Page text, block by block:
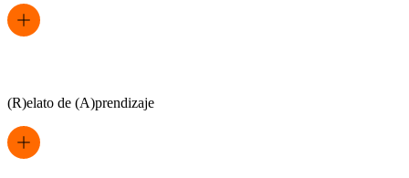
(R)elato de (A)prendizaje